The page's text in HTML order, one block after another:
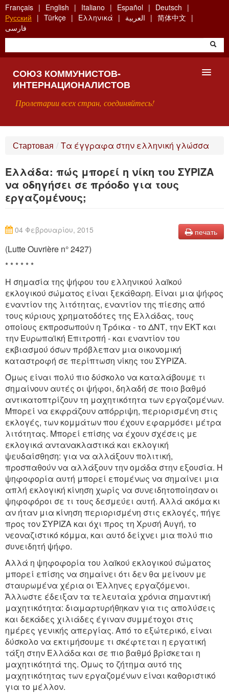
Skip
to
main
content
Français English Italiano Español
Deutsch
Русский
Türkçe Ελληνικά العربية
简体中文
فارسی
СОЮЗ КОММУНИСТОВ-
ИНТЕРНАЦИОНАЛИСТОВ
Пролетарии всех стран, соединяйтесь!
ПОИСК
КОНТАКТЫ
Стартовая / Τα έγγραφα στην ελληνική γλώσσα
Ελλάδα: πώς μπορεί η νίκη του ΣΥΡΙΖΑ
να οδηγήσει σε πρόοδο για τους
εργαζομένους;
печать
04 Φεβρουαρίου, 2015
(Lutte Ouvrière n° 2427)
* * * * * *
Η σημασία της ψήφου του ελληνικού λαïκού
εκλογικού σώματος είναι ξεκάθαρη. Είναι μια ψήφος
εναντίον της λιτότητας, εναντίον της πίεσης από
τους κύριους χρηματοδότες της Ελλάδας, τους
οποίους εκπροσωπούν η Τρόικα - το ΔΝΤ, την ΕΚΤ και
την Ευρωπαϊκή Επιτροπή - και εναντίον του
εκβιασμού όσων πρόβλεπαν μια οικονομική
καταστροφή σε περίπτωση νίκης του ΣΥΡΙΖΑ.
Όμως είναι πολύ πιο δύσκολο να καταλάβουμε τι
σημαίνουν αυτές οι ψήφοι, δηλαδή σε ποιο βαθμό
αντικατοπτρίζουν τη μαχητικότητα των εργαζομένων.
Μπορεί να εκφράζουν απόρριψη, περιορισμένη στις
εκλογές, των κομμάτων που έχουν εφαρμόσει μέτρα
λιτότητας. Μπορεί επίσης να έχουν σχέσεις με
εκλογικά αντανακλαστικά και εκλογική
ψευδαίσθηση: για να αλλάξουν πολιτική,
προσπαθούν να αλλάξουν την ομάδα στην εξουσία. Η
ψηφοφορία αυτή μπορεί επομένως να σημαίνει μια
απλή εκλογική κίνηση χωρίς να συνειδητοποίησαν οι
ψηφοφόροι σε τι τους δεσμεύει αυτή. Αλλά ακόμα κι
αν ήταν μια κίνηση περιορισμένη στις εκλογές, πήγε
προς τον ΣΥΡΙΖΑ και όχι προς τη Χρυσή Αυγή, το
νεοναζιστικό κόμμα, και αυτό δείχνει μια πολύ πιο
συνειδητή ψήφο.
Αλλά η ψηφοφορία του λαïκού εκλογικού σώματος
μπορεί επίσης να σημαίνει ότι δεν θα μείνουν με
σταυρωμένα χέρια οι Ἐλληνες εργαζόμενοι.
Ἀλλωστε έδειξαν τα τελευταία χρόνια σημαντική
μαχητικότητα: διαμαρτυρήθηκαν για τις απολύσεις
και δεκάδες χιλιάδες έγιναν συμμέτοχοι στις
ημέρες γενικής απεργίας. Από το εξώτερικό, είναι
δύσκολο να εκτιμήσουμε τι σκέφτεται η εργατική
τάξη στην Ελλάδα και σε πιο βαθμό βρίσκεται η
μαχητικότητά της. Όμως το ζήτημα αυτό της
μαχητικότητας των εργαζομένων είναι καθοριστικό
για το μέλλον.